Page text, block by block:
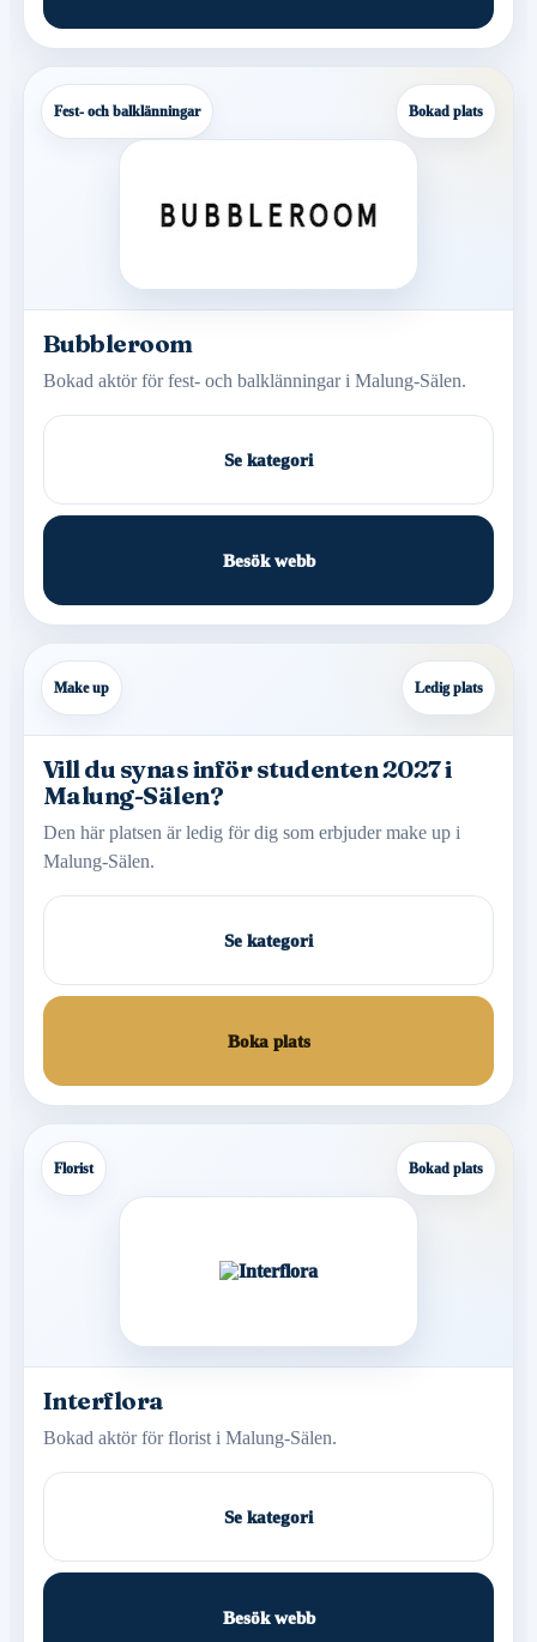
Fest- och balklänningar Bokad plats
Bubbleroom
Bokad aktör för fest- och balklänningar i Malung-Sälen.
Se kategori
Besök webb
Make up Ledig plats
Vill du synas inför studenten 2027 i
Malung-Sälen?
Den här platsen är ledig för dig som erbjuder make up i
Malung-Sälen.
Se kategori
Boka plats
Florist Bokad plats
Interflora
Bokad aktör för florist i Malung-Sälen.
Se kategori
Besök webb